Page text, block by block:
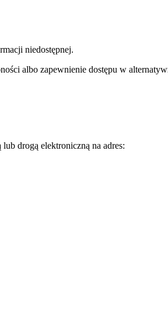
niedostępnej.
albo zapewnienie dostępu w
drogą elektroniczną na adres: